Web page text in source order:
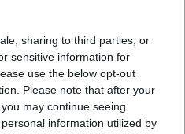
sharing to third parties, or
sensitive information for
use the below opt-out
Please note that after your
may continue seeing
information utilized by